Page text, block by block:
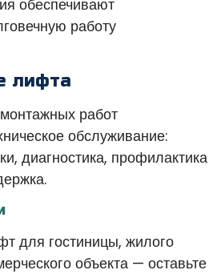
обеспечивают
работу
лифта
работ
обслуживание:
диагностика, профилактика
для гостиницы, жилого
объекта — оставьте